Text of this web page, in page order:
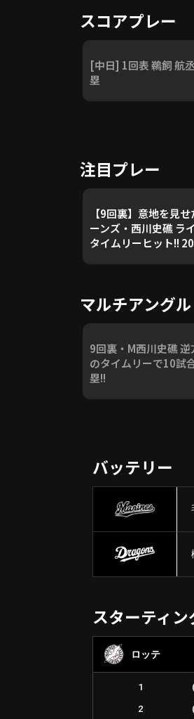
スコアプレー
[中日] 1回表 鵜飼 航
塁
注目プレー
【9回裏】意地を見せ
ーンズ・西川史礁 ラ
タイムリーヒット!!
マルチアングル
9回裏・M西川史礁 逆
のタイムリーで10試
塁!!
バッテリー
スターティ
ロッテ
1
2